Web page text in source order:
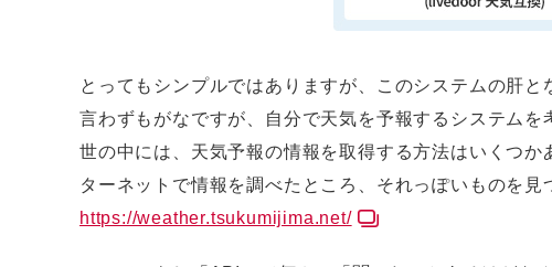
とってもシンプルではありますが、このシステムの肝と
言わずもがなですが、自分で天気を予報するシステム
世の中には、天気予報の情報を取得する方法はいくつ
ターネットで情報を調べたところ、それっぽいものを見
https://weather.tsukumijima.net/